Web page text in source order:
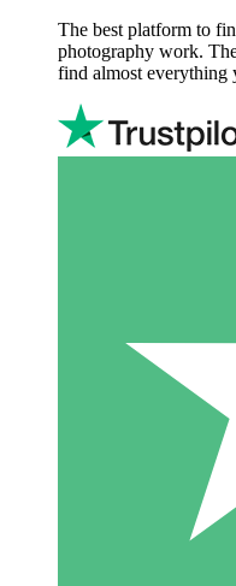
The best platform to
photography work.
find almost everything